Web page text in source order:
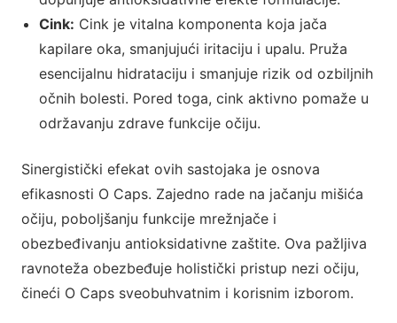
Cink: Cink je vitalna komponenta koja jača
kapilare oka, smanjujući iritaciju i upalu. Pruža
esencijalnu hidrataciju i smanjuje rizik od ozbiljnih
očnih bolesti. Pored toga, cink aktivno pomaže u
održavanju zdrave funkcije očiju.
Sinergistički efekat ovih sastojaka je osnova
efikasnosti O Caps. Zajedno rade na jačanju mišića
očiju, poboljšanju funkcije mrežnjače i
obezbeđivanju antioksidativne zaštite. Ova pažljiva
ravnoteža obezbeđuje holistički pristup nezi očiju,
čineći O Caps sveobuhvatnim i korisnim izborom.